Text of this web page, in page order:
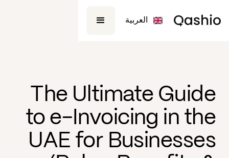
العربية
The Ultimate Guide
to e-Invoicing in the
UAE for Businesses